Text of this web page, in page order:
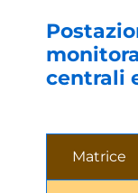
centrali
Matrice